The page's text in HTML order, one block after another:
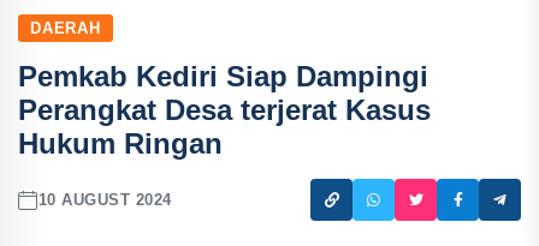
DAERAH
Pemkab Kediri Siap Dampingi
Perangkat Desa terjerat Kasus
Hukum Ringan
10 AUGUST 2024